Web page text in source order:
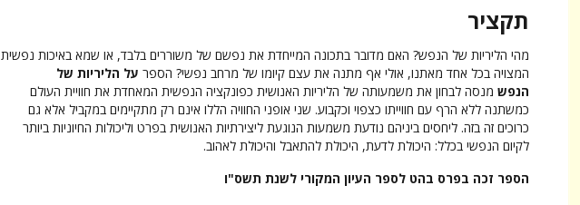
תקציר
מהי הליריות של הנפש? האם מדובר בתכונה המייחדת את נפשם של משוררים בלבד, או שמא באיכות נפשית
המצויה בכל אחד מאתנו, אולי אף מתנה את עצם קיומו של מרחב נפשי? הספר על הליריות של
הנפש מנסה לבחון את משמעותה של הליריות האנושית כפונקציה הנפשית המאחדת את חוויית העולם
כמשתנה ללא הרף עם חווייתו כצפוי וכקבוע. שני אופני החוויה הללו אינם רק מתקיימים במקביל אלא גם
כרוכים זה בזה. ליחסים ביניהם נודעת משמעות הנוגעת ליצירתיות האנושית בפרט וליכולות החיוניות ביותר
לקיום הנפשי בכלל: היכולת לדעת, היכולת להתאבל והיכולת לאהוב.
הספר זכה בפרס בהט לספר העיון המקורי לשנת תשס"ו